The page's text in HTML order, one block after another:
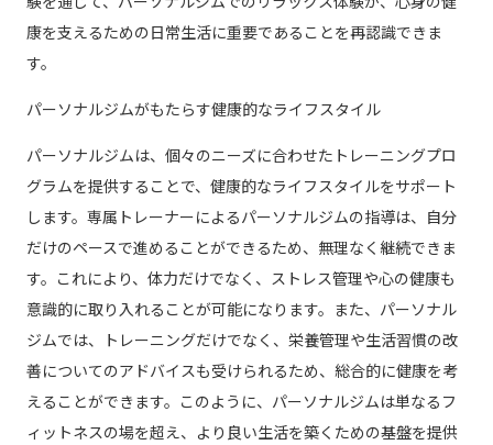
康を支えるための日常生活に重要であることを再認識できま
す。
パーソナルジムがもたらす健康的なライフスタイル
パーソナルジムは、個々のニーズに合わせたトレーニングプロ
グラムを提供することで、健康的なライフスタイルをサポート
します。専属トレーナーによるパーソナルジムの指導は、自分
だけのペースで進めることができるため、無理なく継続できま
す。これにより、体力だけでなく、ストレス管理や心の健康も
意識的に取り入れることが可能になります。また、パーソナル
ジムでは、トレーニングだけでなく、栄養管理や生活習慣の改
善についてのアドバイスも受けられるため、総合的に健康を考
えることができます。このように、パーソナルジムは単なるフ
ィットネスの場を超え、より良い生活を築くための基盤を提供